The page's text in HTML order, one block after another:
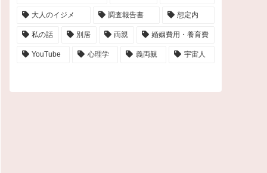
大人のイジメ 調査報告書 想定内
私の話 別居 両親 婚姻費用・養育費
YouTube 心理学 義両親 宇宙人